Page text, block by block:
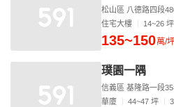
松山區 八德路四段
住宅大樓
14~26 坪
135~150萬/
璞園一隅
信義區 基隆路一段
華廈
44~47 坪